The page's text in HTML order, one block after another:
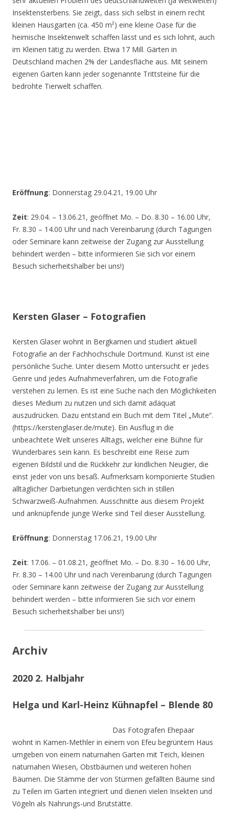
Insektensterbens. Sie zeigt, dass sich selbst in einem recht
kleinen Hausgarten (ca. 450 m²) eine kleine Oase für die
heimische Insektenwelt schaffen lässt und es sich lohnt, auch
im Kleinen tätig zu werden. Etwa 17 Mill. Gärten in
Deutschland machen 2% der Landesfläche aus. Mit seinem
eigenen Garten kann jeder sogenannte Trittsteine für die
bedrohte Tierwelt schaffen.
Eröffnung: Donnerstag 29.04.21, 19.00 Uhr
Zeit: 29.04. – 13.06.21, geöffnet Mo. – Do. 8.30 – 16.00 Uhr,
Fr. 8.30 – 14.00 Uhr und nach Vereinbarung (durch Tagungen
oder Seminare kann zeitweise der Zugang zur Ausstellung
behindert werden – bitte informieren Sie sich vor einem
Besuch sicherheitshalber bei uns!)
Kersten Glaser – Fotografien
Kersten Glaser wohnt in Bergkamen und studiert aktuell
Fotografie an der Fachhochschule Dortmund. Kunst ist eine
persönliche Suche. Unter diesem Motto untersucht er jedes
Genre und jedes Aufnahmeverfahren, um die Fotografie
verstehen zu lernen. Es ist eine Suche nach den Möglichkeiten
dieses Medium zu nutzen und sich damit adäquat
auszudrücken. Dazu entstand ein Buch mit dem Titel „Mute“.
(https://kerstenglaser.de/mute). Ein Ausflug in die
unbeachtete Welt unseres Alltags, welcher eine Bühne für
Wunderbares sein kann. Es beschreibt eine Reise zum
eigenen Bildstil und die Rückkehr zur kindlichen Neugier, die
einst jeder von uns besaß. Aufmerksam komponierte Studien
alltäglicher Darbietungen verdichten sich in stillen
Schwarzweiß-Aufnahmen. Ausschnitte aus diesem Projekt
und anknüpfende junge Werke sind Teil dieser Ausstellung.
Eröffnung: Donnerstag 17.06.21, 19.00 Uhr
Zeit: 17.06. – 01.08.21, geöffnet Mo. – Do. 8.30 – 16.00 Uhr,
Fr. 8.30 – 14.00 Uhr und nach Vereinbarung (durch Tagungen
oder Seminare kann zeitweise der Zugang zur Ausstellung
behindert werden – bitte informieren Sie sich vor einem
Besuch sicherheitshalber bei uns!)
Archiv
2020 2. Halbjahr
Helga und Karl-Heinz Kühnapfel – Blende 80
Das Fotografen Ehepaar
wohnt in Kamen-Methler in einem von Efeu begrüntem Haus
umgeben von einem naturnahen Garten mit Teich, kleinen
naturnahen Wiesen, Obstbäumen und weiteren hohen
Bäumen. Die Stämme der von Stürmen gefällten Bäume sind
zu Teilen im Garten integriert und dienen vielen Insekten und
Vögeln als Nahrungs-und Brutstätte.